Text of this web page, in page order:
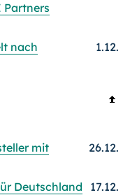
nach
1.12.
mit
26.12.
Deutschland
17.12.